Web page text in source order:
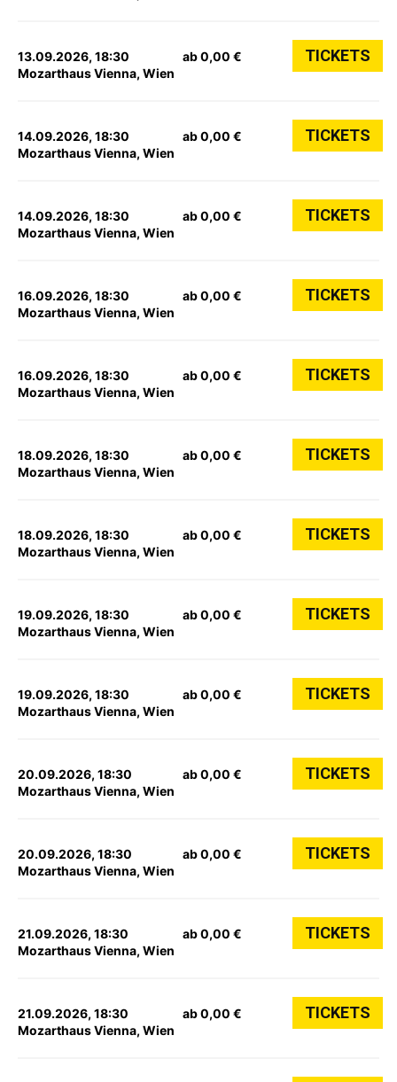
13.09.2026, 18:30
Mozarthaus Vienna, Wien
ab 0,00 € TICKETS
14.09.2026, 18:30
Mozarthaus Vienna, Wien
ab 0,00 € TICKETS
14.09.2026, 18:30
Mozarthaus Vienna, Wien
ab 0,00 € TICKETS
16.09.2026, 18:30
Mozarthaus Vienna, Wien
ab 0,00 € TICKETS
16.09.2026, 18:30
Mozarthaus Vienna, Wien
ab 0,00 € TICKETS
18.09.2026, 18:30
Mozarthaus Vienna, Wien
ab 0,00 € TICKETS
18.09.2026, 18:30
Mozarthaus Vienna, Wien
ab 0,00 € TICKETS
19.09.2026, 18:30
Mozarthaus Vienna, Wien
ab 0,00 € TICKETS
19.09.2026, 18:30
Mozarthaus Vienna, Wien
ab 0,00 € TICKETS
20.09.2026, 18:30
Mozarthaus Vienna, Wien
ab 0,00 € TICKETS
20.09.2026, 18:30
Mozarthaus Vienna, Wien
ab 0,00 € TICKETS
21.09.2026, 18:30
Mozarthaus Vienna, Wien
ab 0,00 € TICKETS
21.09.2026, 18:30
Mozarthaus Vienna, Wien
ab 0,00 € TICKETS